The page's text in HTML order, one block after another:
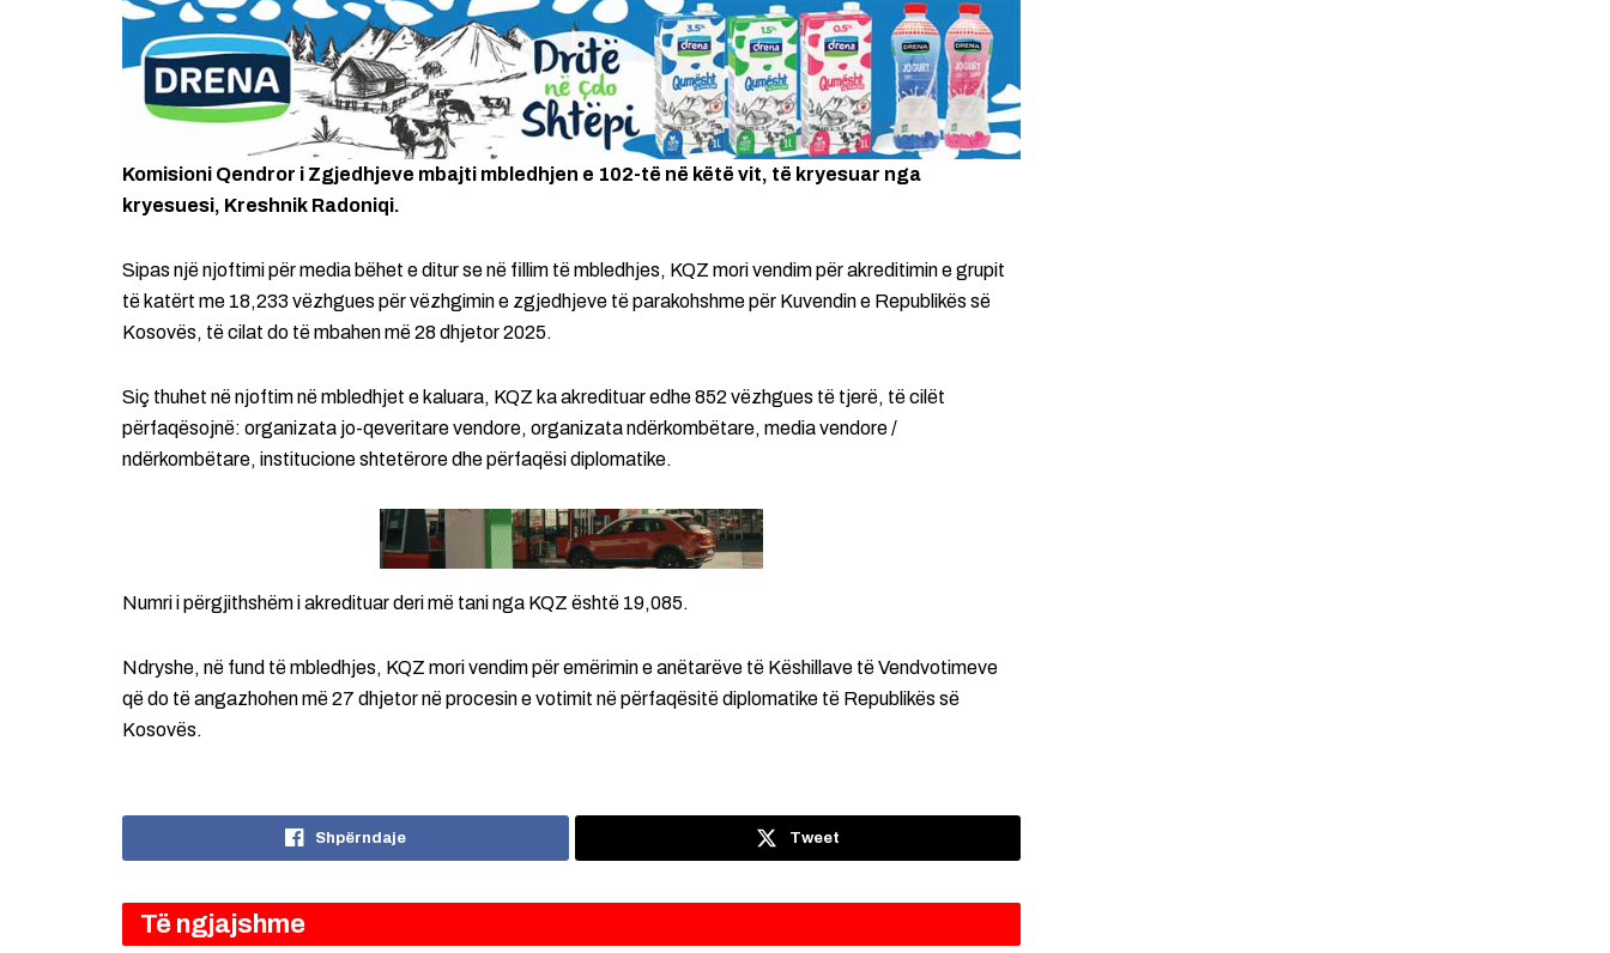
Komisioni Qendror i Zgjedhjeve mbajti mbledhjen e 102-të në këtë vit, të kryesuar nga
kryesuesi, Kreshnik Radoniqi.
Sipas një njoftimi për media bëhet e ditur se në fillim të mbledhjes, KQZ mori vendim për akreditimin e grupit
të katërt me 18,233 vëzhgues për vëzhgimin e zgjedhjeve të parakohshme për Kuvendin e Republikës së
Kosovës, të cilat do të mbahen më 28 dhjetor 2025.
Siç thuhet në njoftim në mbledhjet e kaluara, KQZ ka akredituar edhe 852 vëzhgues të tjerë, të cilët
përfaqësojnë: organizata jo-qeveritare vendore, organizata ndërkombëtare, media vendore /
ndërkombëtare, institucione shtetërore dhe përfaqësi diplomatike.
Numri i përgjithshëm i akredituar deri më tani nga KQZ është 19,085.
Ndryshe, në fund të mbledhjes, KQZ mori vendim për emërimin e anëtarëve të Këshillave të Vendvotimeve
që do të angazhohen më 27 dhjetor në procesin e votimit në përfaqësitë diplomatike të Republikës së
Kosovës.
Shpërndaje Tweet
Të ngjajshme